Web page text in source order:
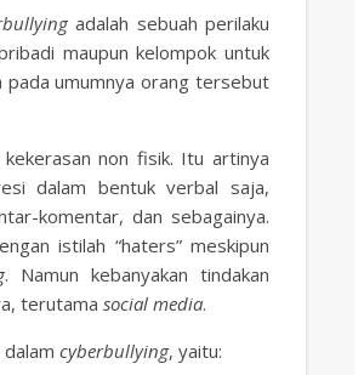
adalah sebuah perilaku
maupun kelompok untuk
pada umumnya orang tersebut
non fisik. Itu artinya
dalam bentuk verbal saja,
komentar, dan sebagainya.
istilah “haters” meskipun
. Namun kebanyakan tindakan
terutama social media.
cyberbullying, yaitu: